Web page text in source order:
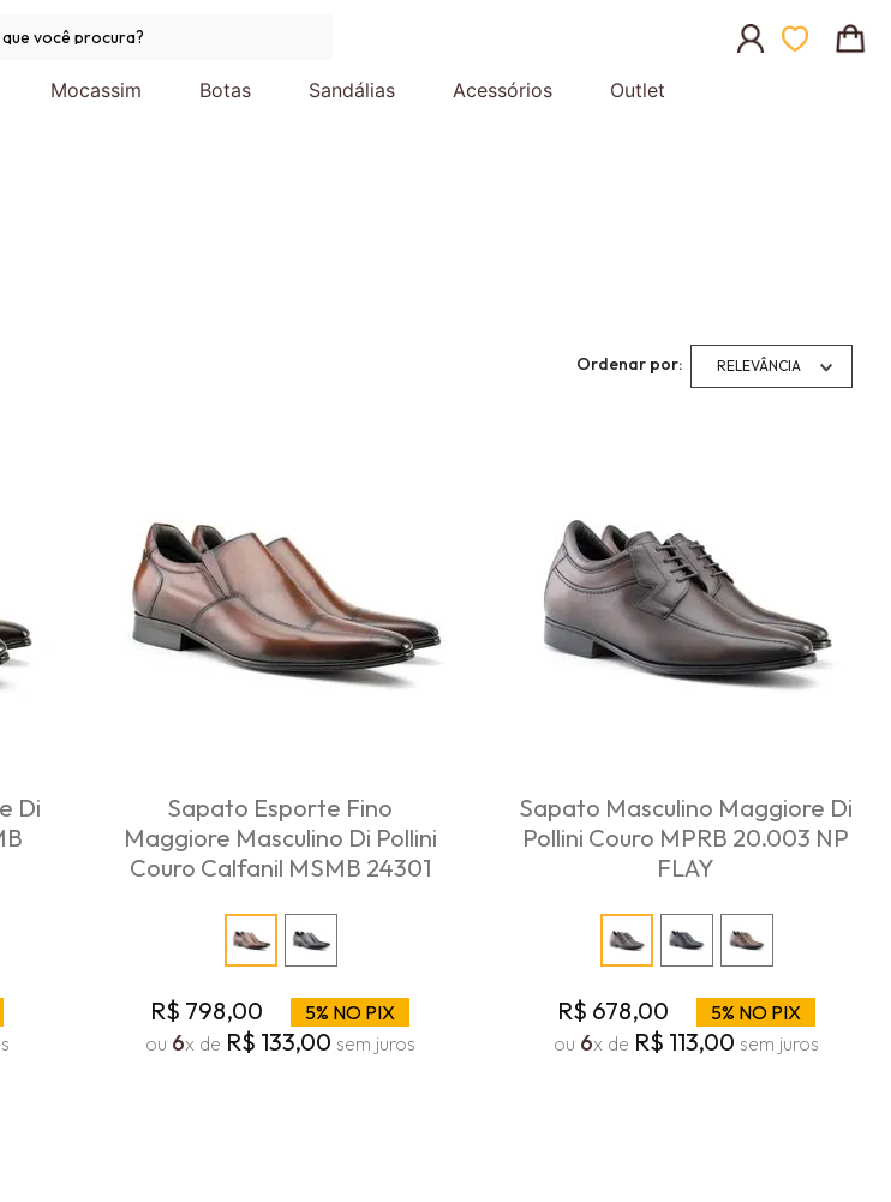
procura?
Mocassim Botas Sandálias Acessórios Outlet
RELEVÂNCIA
Di
Sapato Esporte Fino
Maggiore Masculino Di Pollini
Couro Calfanil MSMB 24301
R$ 798,00
5% NO PIX
ou 6x de R$ 133,00 sem juros
Sapato Masculino Maggiore Di
Pollini Couro MPRB 20.003 NP
FLAY
R$ 678,00
5% NO PIX
ou 6x de R$ 113,00 sem juros